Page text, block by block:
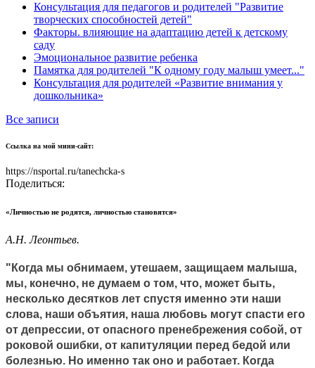
Консультация для педагогов и родителей "Развитие
творческих способностей детей"
Факторы. влияющие на адаптацию детей к детскому
саду
Эмоциональное развитие ребенка
Памятка для родителей "К одному году малыш умеет..."
Консультация для родителей «Развитие внимания у
дошкольника»
Все записи
Ссылка на мой мини-сайт:
https://nsportal.ru/tanechcka-s
Поделиться:
«Личностью не родятся, личностью становятся»
А.Н. Леонтьев.
"Когда мы обнимаем, утешаем, защищаем малыша,
мы, конечно, не думаем о том, что, может быть,
несколько десятков лет спустя именно эти наши
слова, наши объятия, наша любовь могут спасти его
от депрессии, от опасного пренебрежения собой, от
роковой ошибки, от капитуляции перед бедой или
болезнью. Но именно так оно и работает. Когда